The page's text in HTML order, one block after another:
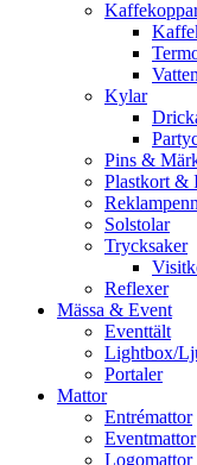
Kylar
Pins &
Plastkort &
Solstolar
Trycksaker
Reflexer
Mässa & Event
Eventtält
Lightbox/
Portaler
Mattor
Entrémattor
Eventmattor
Logomattor